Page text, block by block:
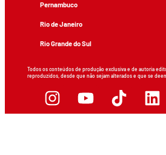
Pernambuco
Rio de Janeiro
Rio Grande do Sul
Todos os conteúdos de produção exclusiva e de autoria
reproduzidos, desde que não sejam alterados e que se